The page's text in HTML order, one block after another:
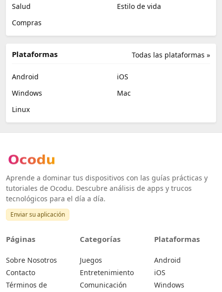
Salud
Estilo de vida
Compras
Todas las plataformas »
Plataformas
Android
iOS
Windows
Mac
Linux
Aprende a dominar tus dispositivos con las guías prácticas y
tutoriales de Ocodu. Descubre análisis de apps y trucos
tecnológicos para el día a día.
Enviar su aplicación
Páginas
Sobre Nosotros
Contacto
Términos de
Categorías
Juegos
Entretenimiento
Comunicación
Plataformas
Android
iOS
Windows